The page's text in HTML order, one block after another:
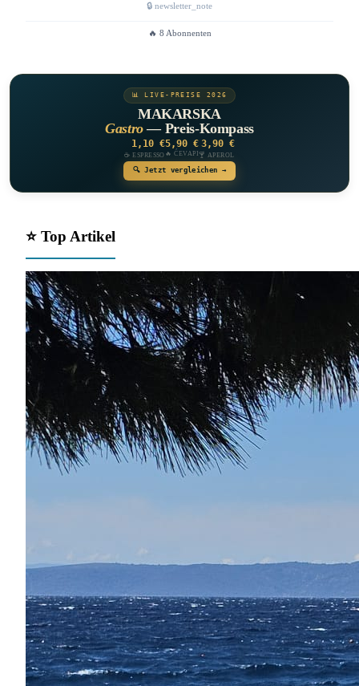
🔒 newsletter_note
🔥 8 Abonnenten
📊 LIVE-PREISE 2026
MAKARSKA
Gastro— Preis-Kompass
1,10 €
☕ ESPRESSO
5,90 €
🔥 ĆEVAPI
3,90 €
🍸 APEROL
🔍 Jetzt vergleichen →
⭐ Top Artikel